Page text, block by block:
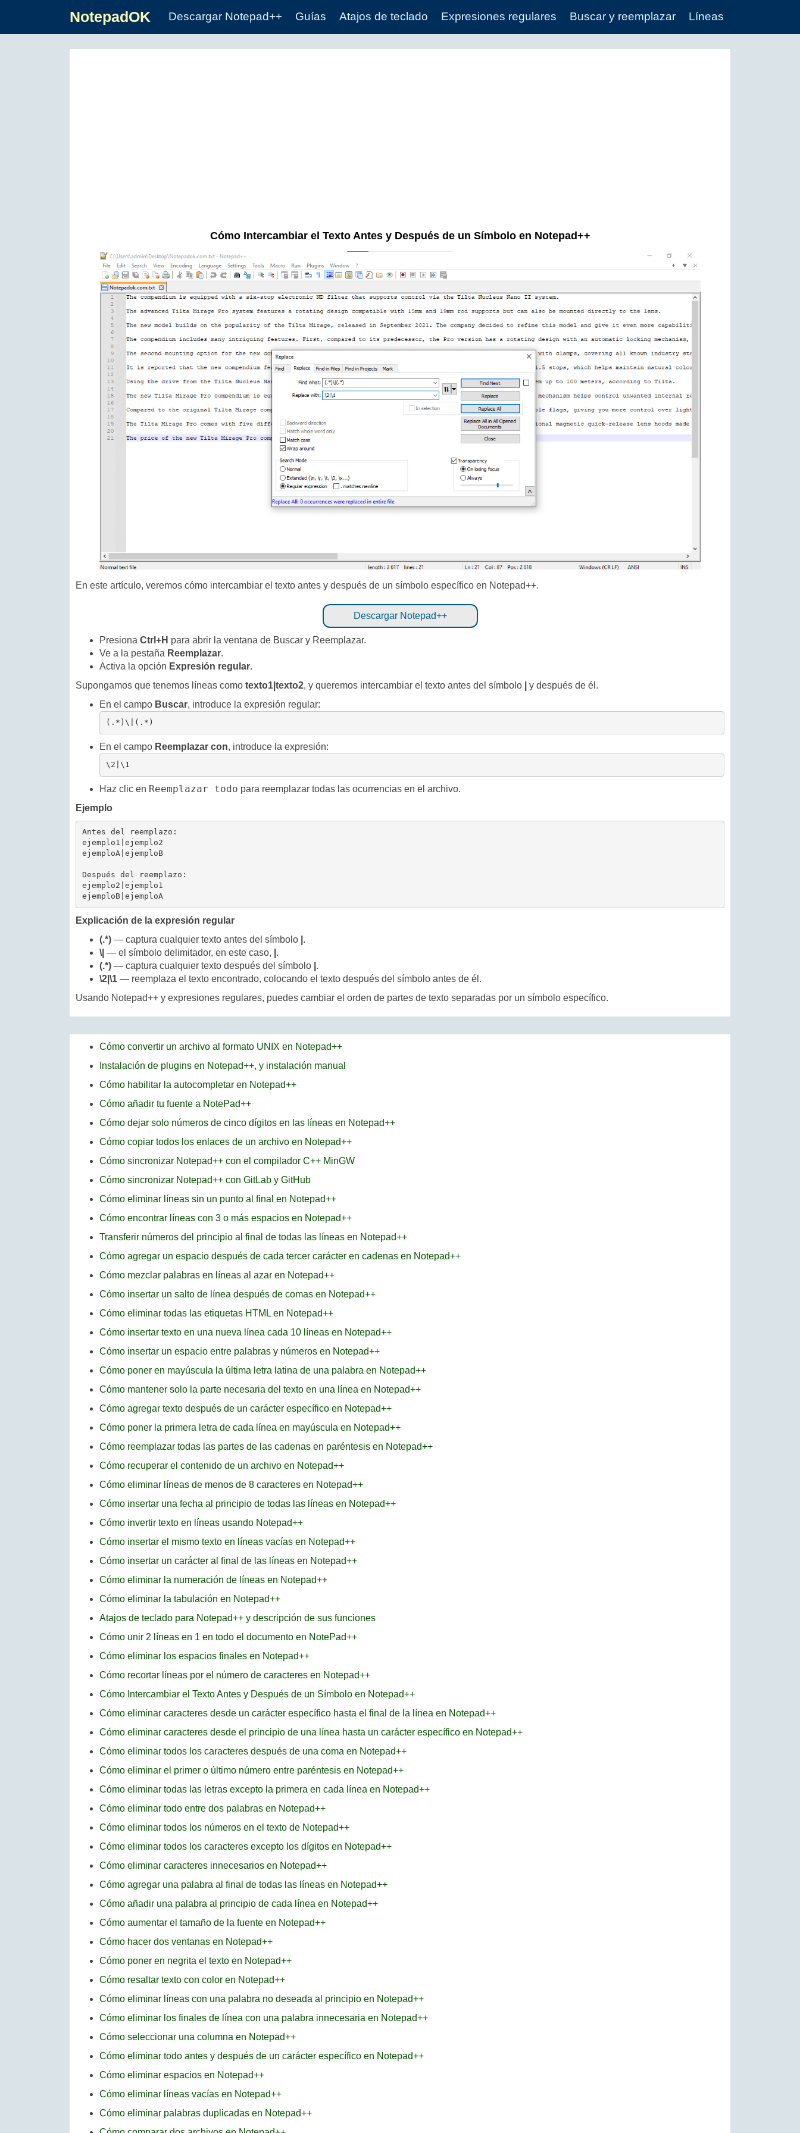
NotepadOK Descargar Notepad++ Guías Atajos de teclado Expresiones regulares Buscar y reemplazar Líneas
Cómo Intercambiar el Texto Antes y Después de un Símbolo en Notepad++
En este artículo, veremos cómo intercambiar el texto antes y después de un símbolo específico en Notepad++.
Descargar Notepad++
Presiona Ctrl+H para abrir la ventana de Buscar y Reemplazar.
Ve a la pestaña Reemplazar.
Activa la opción Expresión regular.
Supongamos que tenemos líneas como texto1|texto2, y queremos intercambiar el texto antes del símbolo
y después de él.
En el campo Buscar, introduce la expresión regular:
(.*)\|(.*)
En el campo Reemplazar con, introduce la expresión:
\2|\1
Haz clic en Reemplazar todo para reemplazar todas las ocurrencias en el archivo.
Ejemplo
Antes del reemplazo:
ejemplo1|ejemplo2
ejemploA|ejemploB
Después del reemplazo:
ejemplo2|ejemplo1
ejemploB|ejemploA
Explicación de la expresión regular
(.*) — captura cualquier texto antes del símbolo .
\| — el símbolo delimitador, en este caso, .
(.*) — captura cualquier texto después del símbolo .
\2|\1 — reemplaza el texto encontrado, colocando el texto después del símbolo antes de él.
Usando Notepad++ y expresiones regulares, puedes cambiar el orden de partes de texto separadas por un símbolo específico.
Cómo convertir un archivo al formato UNIX en Notepad++
Instalación de plugins en Notepad++, y instalación manual
Cómo habilitar la autocompletar en Notepad++
Cómo añadir tu fuente a NotePad++
Cómo dejar solo números de cinco dígitos en las líneas en Notepad++
Cómo copiar todos los enlaces de un archivo en Notepad++
Cómo sincronizar Notepad++ con el compilador C++ MinGW
Cómo sincronizar Notepad++ con GitLab y GitHub
Cómo eliminar líneas sin un punto al final en Notepad++
Cómo encontrar líneas con 3 o más espacios en Notepad++
Transferir números del principio al final de todas las líneas en Notepad++
Cómo agregar un espacio después de cada tercer carácter en cadenas en Notepad++
Cómo mezclar palabras en líneas al azar en Notepad++
Cómo insertar un salto de línea después de comas en Notepad++
Cómo eliminar todas las etiquetas HTML en Notepad++
Cómo insertar texto en una nueva línea cada 10 líneas en Notepad++
Cómo insertar un espacio entre palabras y números en Notepad++
Cómo poner en mayúscula la última letra latina de una palabra en Notepad++
Cómo mantener solo la parte necesaria del texto en una línea en Notepad++
Cómo agregar texto después de un carácter específico en Notepad++
Cómo poner la primera letra de cada línea en mayúscula en Notepad++
Cómo reemplazar todas las partes de las cadenas en paréntesis en Notepad++
Cómo recuperar el contenido de un archivo en Notepad++
Cómo eliminar líneas de menos de 8 caracteres en Notepad++
Cómo insertar una fecha al principio de todas las líneas en Notepad++
Cómo invertir texto en líneas usando Notepad++
Cómo insertar el mismo texto en líneas vacías en Notepad++
Cómo insertar un carácter al final de las líneas en Notepad++
Cómo eliminar la numeración de líneas en Notepad++
Cómo eliminar la tabulación en Notepad++
Atajos de teclado para Notepad++ y descripción de sus funciones
Cómo unir 2 líneas en 1 en todo el documento en NotePad++
Cómo eliminar los espacios finales en Notepad++
Cómo recortar líneas por el número de caracteres en Notepad++
Cómo Intercambiar el Texto Antes y Después de un Símbolo en Notepad++
Cómo eliminar caracteres desde un carácter específico hasta el final de la línea en Notepad++
Cómo eliminar caracteres desde el principio de una línea hasta un carácter específico en Notepad++
Cómo eliminar todos los caracteres después de una coma en Notepad++
Cómo eliminar el primer o último número entre paréntesis en Notepad++
Cómo eliminar todas las letras excepto la primera en cada línea en Notepad++
Cómo eliminar todo entre dos palabras en Notepad++
Cómo eliminar todos los números en el texto de Notepad++
Cómo eliminar todos los caracteres excepto los dígitos en Notepad++
Cómo eliminar caracteres innecesarios en Notepad++
Cómo agregar una palabra al final de todas las líneas en Notepad++
Cómo añadir una palabra al principio de cada línea en Notepad++
Cómo aumentar el tamaño de la fuente en Notepad++
Cómo hacer dos ventanas en Notepad++
Cómo poner en negrita el texto en Notepad++
Cómo resaltar texto con color en Notepad++
Cómo eliminar líneas con una palabra no deseada al principio en Notepad++
Cómo eliminar los finales de línea con una palabra innecesaria en Notepad++
Cómo seleccionar una columna en Notepad++
Cómo eliminar todo antes y después de un carácter específico en Notepad++
Cómo eliminar espacios en Notepad++
Cómo eliminar líneas vacías en Notepad++
Cómo eliminar palabras duplicadas en Notepad++